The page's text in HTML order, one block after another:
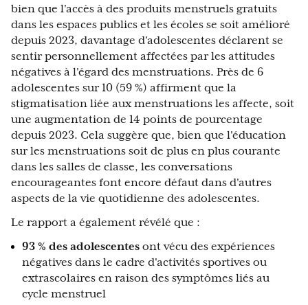
bien que l'accès à des produits menstruels gratuits
dans les espaces publics et les écoles se soit amélioré
depuis 2023, davantage d'adolescentes déclarent se
sentir personnellement affectées par les attitudes
négatives à l'égard des menstruations. Près de 6
adolescentes sur 10 (59 %) affirment que la
stigmatisation liée aux menstruations les affecte, soit
une augmentation de 14 points de pourcentage
depuis 2023. Cela suggère que, bien que l'éducation
sur les menstruations soit de plus en plus courante
dans les salles de classe, les conversations
encourageantes font encore défaut dans d'autres
aspects de la vie quotidienne des adolescentes.
Le rapport a également révélé que :
93 % des adolescentes ont vécu des expériences
négatives dans le cadre d'activités sportives ou
extrascolaires en raison des symptômes liés au
cycle menstruel